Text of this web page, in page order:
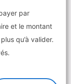
par
et le montant
qu’à valider.